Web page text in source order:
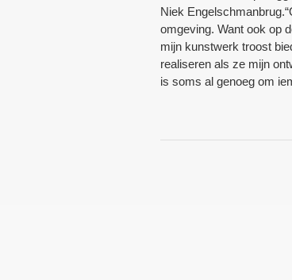
Niek
omgeving. Want ook op
mijn kunstwerk troost
realiseren als ze mijn
is soms al genoeg om